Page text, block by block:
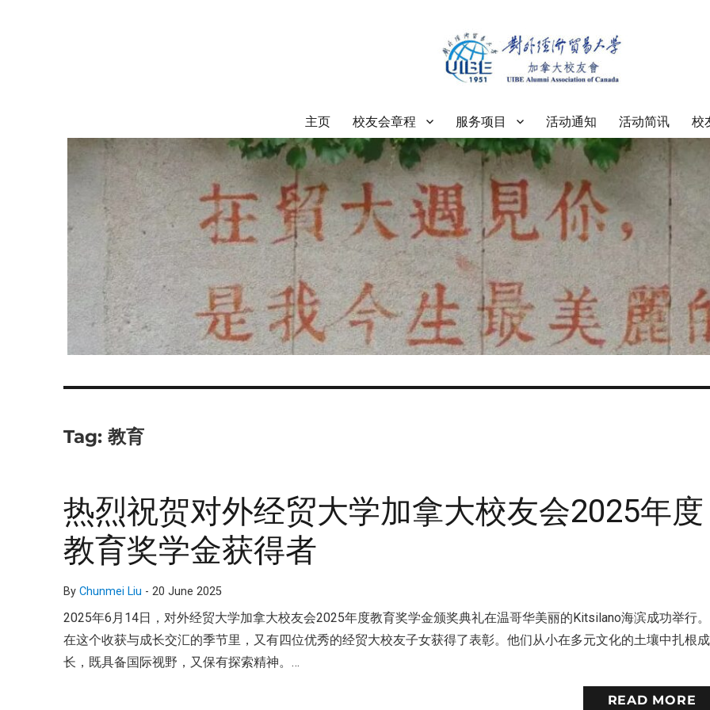
对外经济贸易大学加拿大校友会
主页 校友会章程 服务项目 活动通知 活动简讯 校
Tag:教育
热烈祝贺对外经贸大学加拿大校友会2025年度
教育奖学金获得者
ByChunmei Liu -20 June 2025
2025年6月14日，对外经贸大学加拿大校友会2025年度教育奖学金颁奖典礼在温哥华美丽的Kitsilano海滨成功举行。
在这个收获与成长交汇的季节里，又有四位优秀的经贸大校友子女获得了表彰。他们从小在多元文化的土壤中扎根成
长，既具备国际视野，又保有探索精神。…
READ MORE